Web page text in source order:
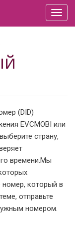
(DID)
EVCMOBI или
страну,
времени.Мы
номер, который в
отправьте
номером.